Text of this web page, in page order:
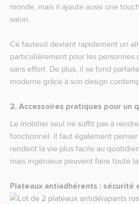
monde, mais il ajoute aussi une
salon.
Ce fauteuil devient rapidement un
particulièrement pour les personnes
sans effort. De plus, il se fond
moderne grâce à son design
2. Accessoires pratiques pour un
Le mobilier seul ne suffit pas à
fonctionnel. Il faut également penser
rendent la vie plus facile au
mais ingénieux peuvent faire toute
Plateaux antiadhérents : sécurité